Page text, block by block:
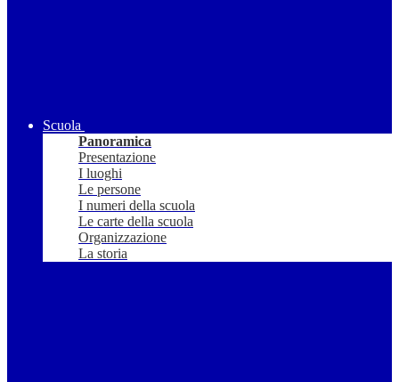
Scuola
Panoramica
Presentazione
I luoghi
Le persone
I numeri della scuola
Le carte della scuola
Organizzazione
La storia